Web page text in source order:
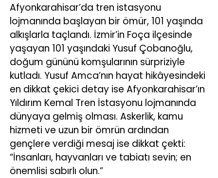
Afyonkarahisar’da tren istasyonu
lojmanında başlayan bir ömür, 101 yaşında
alkışlarla taçlandı. İzmir’in Foça ilçesinde
yaşayan 101 yaşındaki Yusuf Çobanoğlu,
doğum gününü komşularının sürpriziyle
kutladı. Yusuf Amca’nın hayat hikâyesindeki
en dikkat çekici detay ise Afyonkarahisar’ın
Yıldırım Kemal Tren İstasyonu lojmanında
dünyaya gelmiş olması. Askerlik, kamu
hizmeti ve uzun bir ömrün ardından
gençlere verdiği mesaj ise dikkat çekti:
“İnsanları, hayvanları ve tabiatı sevin; en
önemlisi sabırlı olun.”